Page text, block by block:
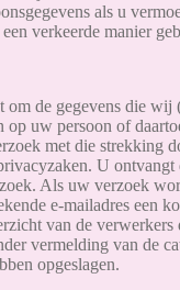
als u
verkeerde manier
om de gegevens die wij
op uw persoon of
met die strekking
U ontvangt
Als uw verzoek
e-mailadres een
van de verwerkers
vermelding van de
opgeslagen.